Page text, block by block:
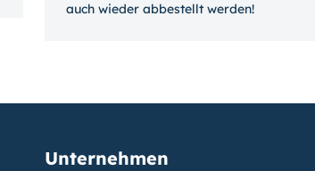
auch wieder ab­bestellt werden!
Unternehmen